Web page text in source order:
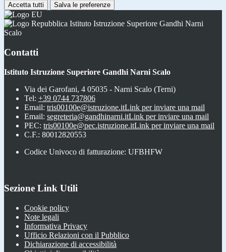
Accetta tutti Salva le preferenze
Istituto Istruzione Superiore Gandhi Narni
Scalo
Contatti
Istituto Istruzione Superiore Gandhi Narni Scalo
Via dei Garofani, 4 05035 - Narni Scalo (Terni)
Tel: +39 0744 737806
Email: tris00100e@istruzione.itLink per inviare una mail
Email: segreteria@gandhinarni.itLink per inviare una mail
PEC: tris00100e@pec.istruzione.itLink per inviare una mail
C.F.: 80012820553
Codice Univoco di fatturazione: UFBHFW
Sezione Link Utili
Cookie policy
Note legali
Informativa Privacy
Ufficio Relazioni con il Pubblico
Dichiarazione di accessibilità